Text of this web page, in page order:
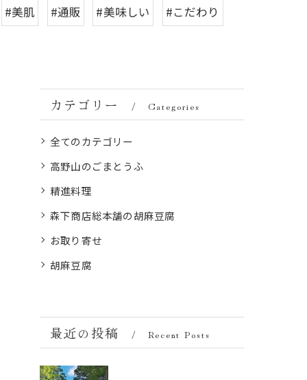
#美肌 #通販 #美味しい
#こだわり
カテゴリー Categories
全てのカテゴリー
高野山のごまとうふ
精進料理
森下商店総本舗の胡麻豆腐
お取り寄せ
胡麻豆腐
最近の投稿 Recent Posts